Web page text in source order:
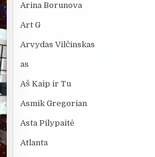
Arina Borunova
Art G
Arvydas Vilčinskas
as
Aš Kaip ir Tu
Asmik Gregorian
Asta Pilypaitė
Atlanta